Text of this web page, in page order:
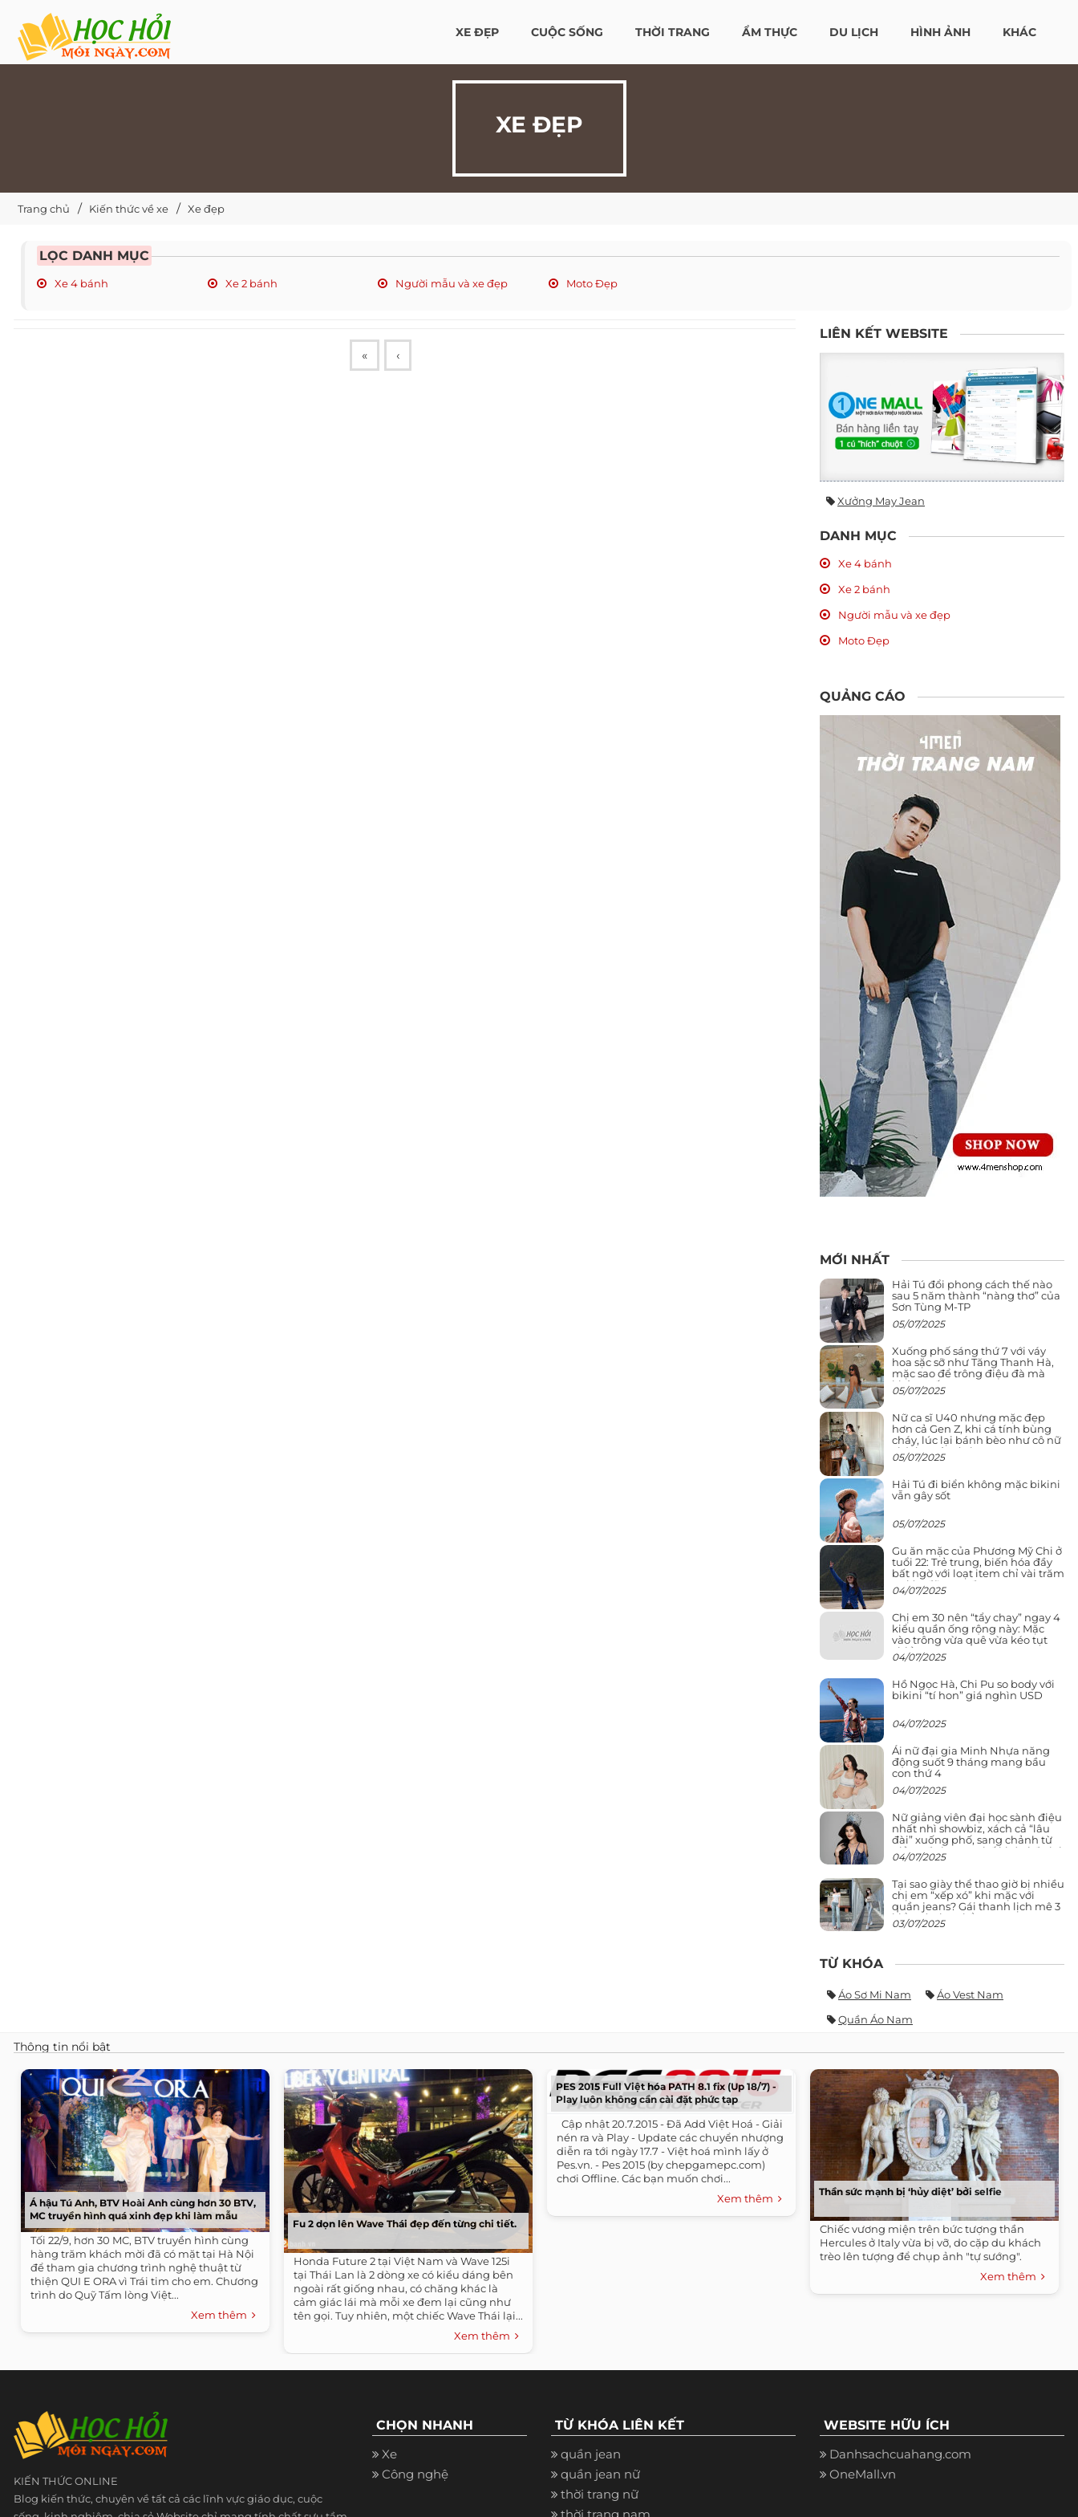
XE ĐẸP CUỘC SỐNG THỜI TRANG ẨM THỰC DU LỊCH HÌNH ẢNH KHÁC
XE ĐẸP
Trang chủ Kiến thức về xe Xe đẹp
LỌC DANH MỤC
Xe 4 bánh Xe 2 bánh Người mẫu và xe đẹp Moto Đẹp
« ‹
LIÊN KẾT WEBSITE
Xưởng May Jean
DANH MỤC
Xe 4 bánh
Xe 2 bánh
Người mẫu và xe đẹp
Moto Đẹp
QUẢNG CÁO
MỚI NHẤT
Hải Tú đổi phong cách thế nào
sau 5 năm thành “nàng thơ” của
Sơn Tùng M-TP
05/07/2025
Xuống phố sáng thứ 7 với váy
hoa sặc sỡ như Tăng Thanh Hà,
mặc sao để trông điệu đà mà
không sến
05/07/2025
Nữ ca sĩ U40 nhưng mặc đẹp
hơn cả Gen Z, khi cá tính bùng
cháy, lúc lại bánh bèo như cô nữ
chính ngôn tình
05/07/2025
Hải Tú đi biển không mặc bikini
vẫn gây sốt
05/07/2025
Gu ăn mặc của Phương Mỹ Chi ở
tuổi 22: Trẻ trung, biến hóa đầy
bất ngờ với loạt item chỉ vài trăm
nghìn đã mua được
04/07/2025
Chị em 30 nên “tẩy chay” ngay 4
kiểu quần ống rộng này: Mặc
vào trông vừa quê vừa kéo tụt
chiều cao
04/07/2025
Hồ Ngọc Hà, Chi Pu so body với
bikini “tí hon” giá nghìn USD
04/07/2025
Ái nữ đại gia Minh Nhựa năng
động suốt 9 tháng mang bầu
con thứ 4
04/07/2025
Nữ giảng viên đại học sành điệu
nhất nhì showbiz, xách cả “lâu
đài” xuống phố, sang chảnh từ
giảng đường ra phố khó ai đọ lại
04/07/2025
Tại sao giày thể thao giờ bị nhiều
chị em “xếp xó” khi mặc với
quần jeans? Gái thanh lịch mê 3
kiểu này hơn hẳn
03/07/2025
TỪ KHÓA
Áo Sơ Mi Nam
Áo Vest Nam
Quần Áo Nam
Thông tin nổi bật
Á hậu Tú Anh, BTV Hoài Anh cùng hơn 30 BTV,
MC truyền hình quá xinh đẹp khi làm mẫu
Tối 22/9, hơn 30 MC, BTV truyền hình cùng
hàng trăm khách mời đã có mặt tại Hà Nội
để tham gia chương trình nghệ thuật từ
thiện QUI E ORA vì Trái tim cho em. Chương
trình do Quỹ Tấm lòng Việt...
Xem thêm
Fu 2 dọn lên Wave Thái đẹp đến từng chi tiết.
Honda Future 2 tại Việt Nam và Wave 125i
tại Thái Lan là 2 dòng xe có kiểu dáng bên
ngoài rất giống nhau, có chăng khác là
cảm giác lái mà mỗi xe đem lại cũng như
tên gọi. Tuy nhiên, một chiếc Wave Thái lại...
Xem thêm
PES 2015 Full Việt hóa PATH 8.1 fix (Up 18/7) -
Play luôn không cần cài đặt phức tạp
​ ​ Cập nhật 20.7.2015 - Đã Add Việt Hoá - Giải
nén ra và Play - Update các chuyển nhượng
diễn ra tới ngày 17.7 - Việt hoá mình lấy ở
Pes.vn. - Pes 2015 (by chepgamepc.com)
chơi Offline. Các bạn muốn chơi...
Xem thêm
Thần sức mạnh bị ‘hủy diệt’ bởi selfie
Chiếc vương miện trên bức tượng thần
Hercules ở Italy vừa bị vỡ, do cặp du khách
trèo lên tượng để chụp ảnh "tự sướng".
Xem thêm
KIẾN THỨC ONLINE
Blog kiến thức, chuyên về tất cả các lĩnh vực giáo dục, cuộc
CHỌN NHANH
Xe
Công nghệ
TỪ KHÓA LIÊN KẾT
quần jean
quần jean nữ
thời trang nữ
thời trang nam
WEBSITE HỮU ÍCH
Danhsachcuahang.com
OneMall.vn